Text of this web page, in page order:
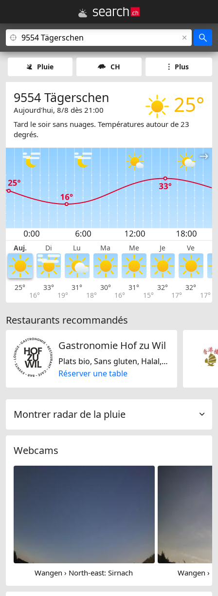
Pluie CH Plus
25°
9554 Tägerschen
Aujourd'hui, 8/8 dès 21:00
Tard le soir sans nuages. Températures autour de 23
degrés.
Auj. Di Lu Ma Me Je Ve
25°
16°
33°
19°
31°
18°
30°
16°
31°
15°
32°
17°
32°
17°
Restaurants recommandés
Gastronomie Hof zu Wil
Plats bio, Sans gluten, Halal, Végétarienne jaïn, Sans lactose, Végétalien uniquement, Végétarien uniquement, Sans noix, Sans soja, Française, Italienne, Allemande, Suisse
Réserver une table
Montrer radar de la pluie
Webcams
Wangen › North-east: Sirnach Wangen ›